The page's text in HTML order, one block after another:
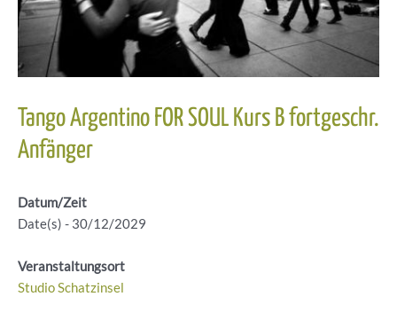
Tango Argentino FOR SOUL Kurs B fortgeschr.
Anfänger
Datum/Zeit
Date(s) - 30/12/2029
Veranstaltungsort
Studio Schatzinsel